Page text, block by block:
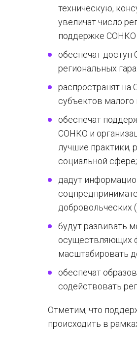
техническую,
увеличат число
поддержке СОНКО
обеспечат
региональных
распространят
субъектов малого
обеспечат
СОНКО и
лучшие практики,
социальной сфере;
дадут
добровольческих
будут развивать
осуществляющих
масштабировать
обеспечат
содействовать
Отметим, что
происходить в